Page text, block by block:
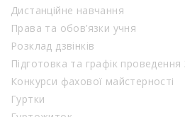
Дистанційне навчання
Права та обов’язки учня
Розклад дзвінків
Підготовка та графік
Конкурси фахової майстерності
Гуртки